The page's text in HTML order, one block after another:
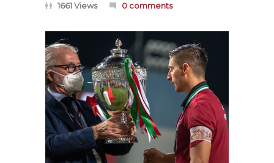
1661 Views
0 comments